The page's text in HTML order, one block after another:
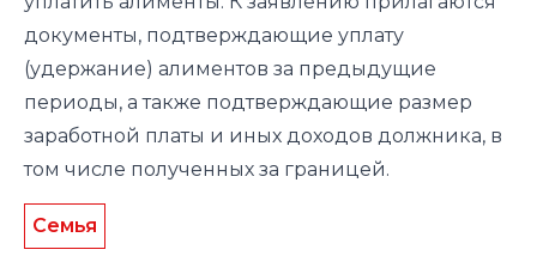
документы, подтверждающие уплату
(удержание) алиментов за предыдущие
периоды, а также подтверждающие размер
заработной платы и иных доходов должника, в
том числе полученных за границей.
Семья